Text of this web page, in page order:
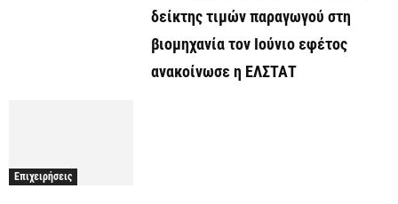
δείκτης τιμών παραγωγού στη
βιομηχανία τον Ιούνιο εφέτος
ανακοίνωσε η ΕΛΣΤΑΤ
Επιχειρήσεις